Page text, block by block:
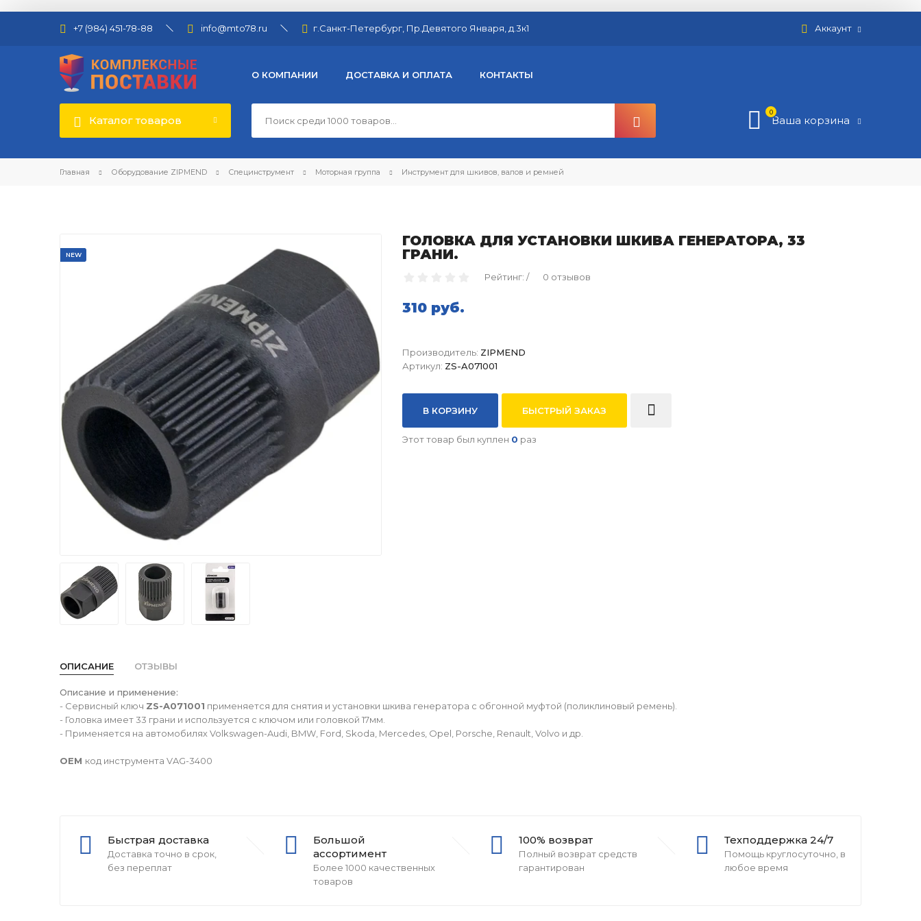
+7 (984) 451-78-88 info@mto78.ru г.Санкт-Петербург, Пр.Девятого Января, д.3к1 Аккаунт
О КОМПАНИИ ДОСТАВКА И ОПЛАТА КОНТАКТЫ
Каталог товаров
0
Ваша корзина
Главная Оборудование ZIPMEND Специнструмент Моторная группа Инструмент для шкивов, валов и ремней
NEW
ГОЛОВКА ДЛЯ УСТАНОВКИ ШКИВА ГЕНЕРАТОРА, 33
ГРАНИ.
Рейтинг: / 0 отзывов
310 руб.
Производитель: ZIPMEND
Артикул: ZS-A071001
В КОРЗИНУ БЫСТРЫЙ ЗАКАЗ
Этот товар был куплен 0 раз
ОПИСАНИЕ ОТЗЫВЫ
Описание и применение:
- Сервисный ключ ZS-A071001 применяется для снятия и установки шкива генератора с обгонной муфтой (поликлиновый ремень).
- Головка имеет 33 грани и используется с ключом или головкой 17мм.
- Применяется на автомобилях Volkswagen-Audi, BMW, Ford, Skoda, Mercedes, Opel, Porsche, Renault, Volvo и др.
OEM код инструмента VAG-3400
Быстрая доставка
Доставка точно в срок,
без переплат
Большой
ассортимент
Более 1000 качественных
товаров
100% возврат
Полный возврат средств
гарантирован
Техподдержка 24/7
Помощь круглосуточно, в
любое время